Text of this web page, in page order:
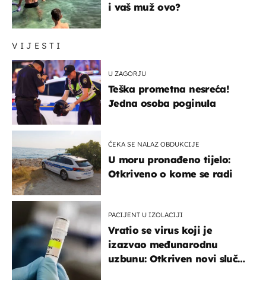
VIJESTI
U ZAGORJU
Teška prometna nesreća!
Jedna osoba poginula
ČEKA SE NALAZ OBDUKCIJE
U moru pronađeno tijelo:
Otkriveno o kome se radi
PACIJENT U IZOLACIJI
Vratio se virus koji je
izazvao međunarodnu
uzbunu: Otkriven novi slučaj
i vaš muž ovo?